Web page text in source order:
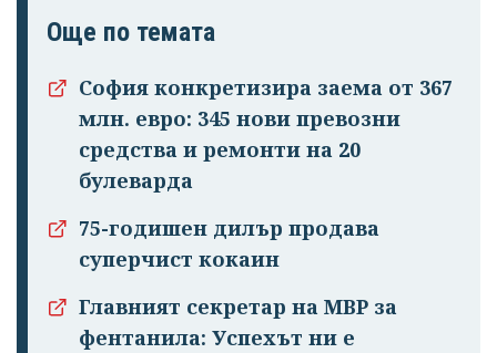
Още по темата
София конкретизира заема от 367
млн. евро: 345 нови превозни
средства и ремонти на 20
булеварда
75-годишен дилър продава
суперчист кокаин
Главният секретар на МВР за
фентанила: Успехът ни е